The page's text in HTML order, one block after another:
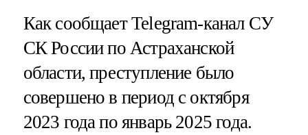
Как сообщает Telegram-канал СУ
СК России по Астраханской
области, преступление было
совершено в период с октября
2023 года по январь 2025 года.